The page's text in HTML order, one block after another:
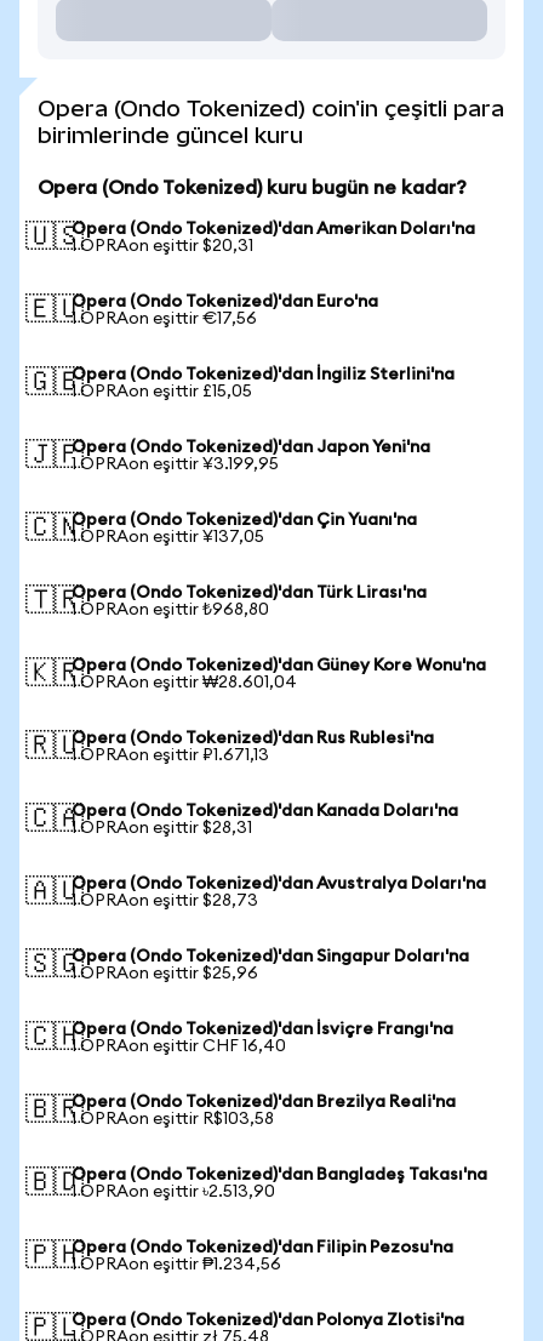
Opera (Ondo Tokenized) coin'in çeşitli para
birimlerinde güncel kuru
Opera (Ondo Tokenized) kuru bugün ne kadar?
🇺🇸Opera (Ondo Tokenized)'dan Amerikan Doları'na
1 OPRAon eşittir $20,31
🇪🇺Opera (Ondo Tokenized)'dan Euro'na
1 OPRAon eşittir €17,56
🇬🇧Opera (Ondo Tokenized)'dan İngiliz Sterlini'na
1 OPRAon eşittir £15,05
🇯🇵Opera (Ondo Tokenized)'dan Japon Yeni'na
1 OPRAon eşittir ¥3.199,95
🇨🇳Opera (Ondo Tokenized)'dan Çin Yuanı'na
1 OPRAon eşittir ¥137,05
🇹🇷Opera (Ondo Tokenized)'dan Türk Lirası'na
1 OPRAon eşittir ₺968,80
🇰🇷Opera (Ondo Tokenized)'dan Güney Kore Wonu'na
1 OPRAon eşittir ₩28.601,04
🇷🇺Opera (Ondo Tokenized)'dan Rus Rublesi'na
1 OPRAon eşittir ₽1.671,13
🇨🇦Opera (Ondo Tokenized)'dan Kanada Doları'na
1 OPRAon eşittir $28,31
🇦🇺Opera (Ondo Tokenized)'dan Avustralya Doları'na
1 OPRAon eşittir $28,73
🇸🇬Opera (Ondo Tokenized)'dan Singapur Doları'na
1 OPRAon eşittir $25,96
🇨🇭Opera (Ondo Tokenized)'dan İsviçre Frangı'na
1 OPRAon eşittir CHF 16,40
🇧🇷Opera (Ondo Tokenized)'dan Brezilya Reali'na
1 OPRAon eşittir R$103,58
🇧🇩Opera (Ondo Tokenized)'dan Bangladeş Takası'na
1 OPRAon eşittir ৳2.513,90
🇵🇭Opera (Ondo Tokenized)'dan Filipin Pezosu'na
1 OPRAon eşittir ₱1.234,56
🇵🇱Opera (Ondo Tokenized)'dan Polonya Zlotisi'na
1 OPRAon eşittir zł 75,48